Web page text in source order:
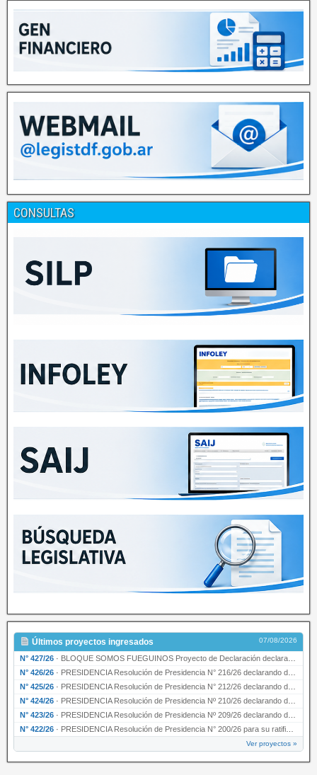
CONSULTAS
Últimos proyectos ingresados 07/08/2026
N° 427/26 · BLOQUE SOMOS FUEGUINOS Proyecto de Declaración declarando de interés provincial PRESIDENCI…
N° 426/26 · PRESIDENCIA Resolución de Presidencia N° 216/26 declarando de interés provincial la labor …
N° 425/26 · PRESIDENCIA Resolución de Presidencia N° 212/26 declarando de interés provincial el “50° A…
N° 424/26 · PRESIDENCIA Resolución de Presidencia Nº 210/26 declarando de interés provincial el proyec…
N° 423/26 · PRESIDENCIA Resolución de Presidencia Nº 209/26 declarando de interés provincial la presen…
N° 422/26 · PRESIDENCIA Resolución de Presidencia N° 200/26 para su ratificación.
Ver proyectos »